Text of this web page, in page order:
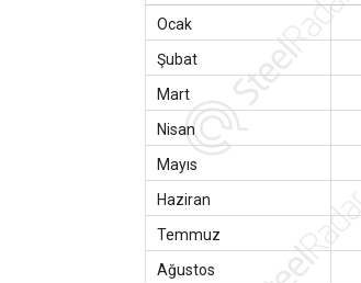
Ocak
Şubat
Mart
Nisan
Mayıs
Haziran
Temmuz
Ağustos